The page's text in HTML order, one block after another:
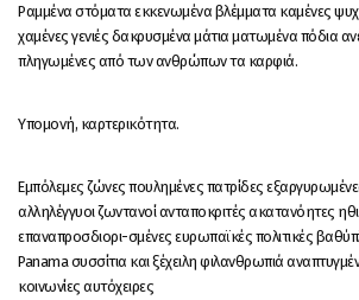
Ραμμένα στόματα εκκενωμένα βλέμματα καμένες
χαμένες γενιές δακρυσμένα μάτια ματωμένα πόδια
πληγωμένες από των ανθρώπων τα καρφιά.
Υπομονή, καρτερικότητα.
Εμπόλεμες ζώνες πουλημένες πατρίδες
αλληλέγγυοι ζωντανοί ανταποκριτές ακατανόητες
επαναπροσδιορι-σμένες ευρωπαϊκές πολιτικές
Panama συσσίτια και ξέχειλη φιλανθρωπιά
κοινωνίες αυτόχειρες